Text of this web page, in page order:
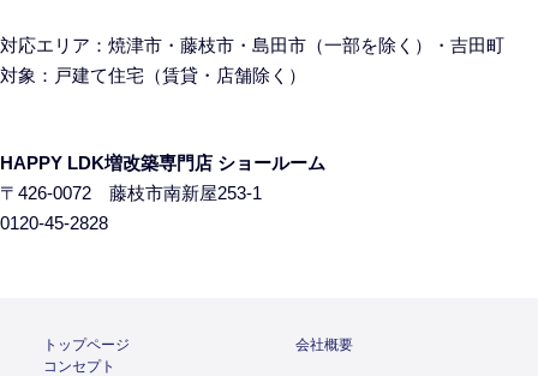
対応エリア：焼津市・藤枝市・島田市（一部を除く）・吉田町
対象：戸建て住宅 （賃貸・店舗除く）
HAPPY LDK増改築専門店 ショールーム
〒426-0072 藤枝市南新屋253-1
0120-45-2828
トップページ
会社概要
コンセプト